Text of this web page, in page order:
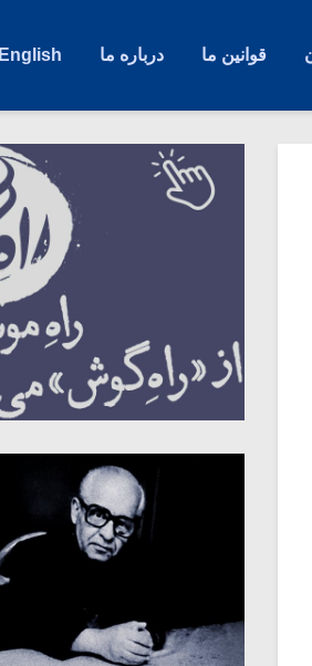
قوانین ما درباره ما English